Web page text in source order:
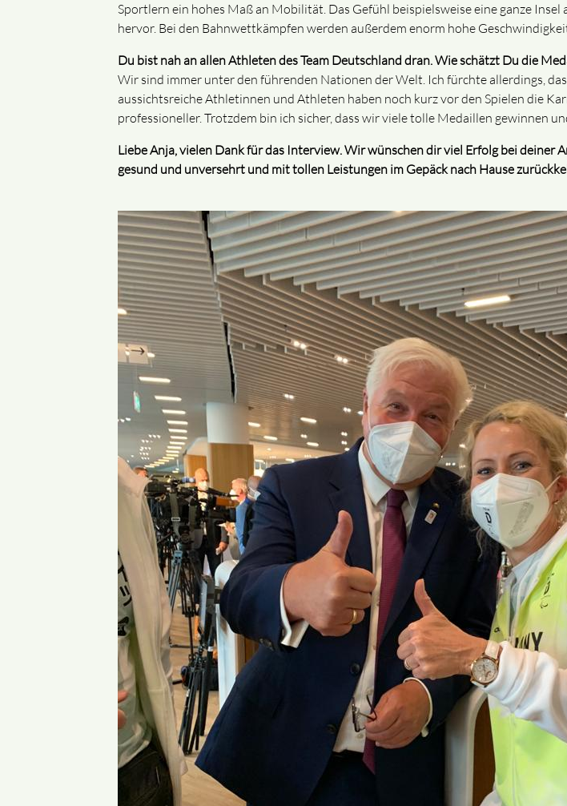
Sportlern ein hohes Maß an Mobilität. Das Gefühl beispielsweise eine ganze
hervor. Bei den Bahnwettkämpfen werden außerdem enorm hohe
Du bist nah an allen Athleten des Team Deutschland dran. Wie schätzt Du die
Wir sind immer unter den führenden Nationen der Welt. Ich fürchte allerdings,
aussichtsreiche Athletinnen und Athleten haben noch kurz vor den Spielen die
professioneller. Trotzdem bin ich sicher, dass wir viele tolle Medaillen gewinnen
Liebe Anja, vielen Dank für das Interview. Wir wünschen dir viel Erfolg bei deiner
gesund und unversehrt und mit tollen Leistungen im Gepäck nach Hause